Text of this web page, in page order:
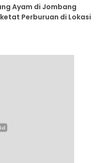
Ayam di Jombang
Perburuan di Lokasi